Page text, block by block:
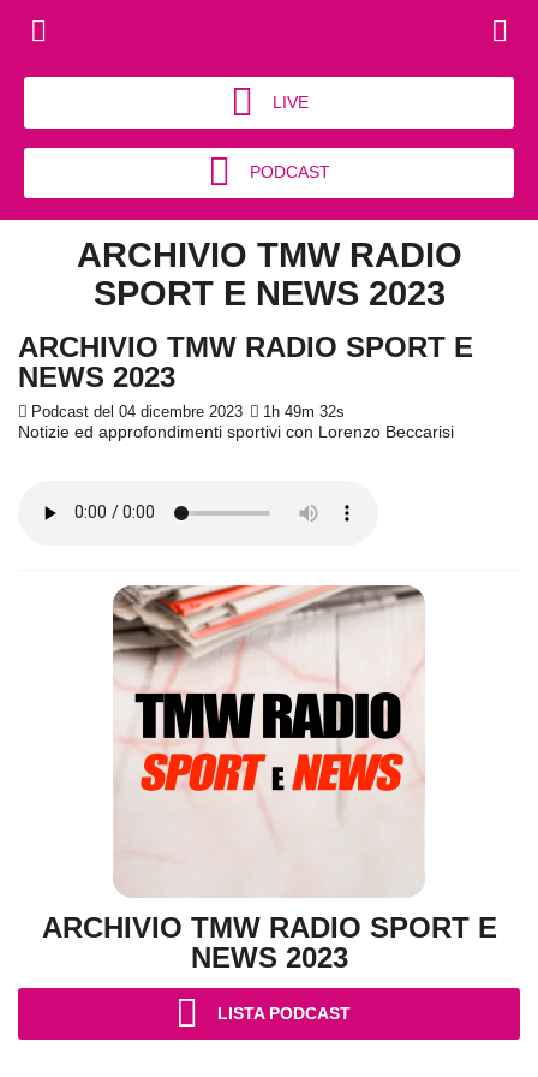
LIVE
PODCAST
ARCHIVIO TMW RADIO
SPORT E NEWS 2023
ARCHIVIO TMW RADIO SPORT E
NEWS 2023
Podcast del 04 dicembre 2023 1h 49m 32s
Notizie ed approfondimenti sportivi con Lorenzo Beccarisi
ARCHIVIO TMW RADIO SPORT E
NEWS 2023
LISTA PODCAST